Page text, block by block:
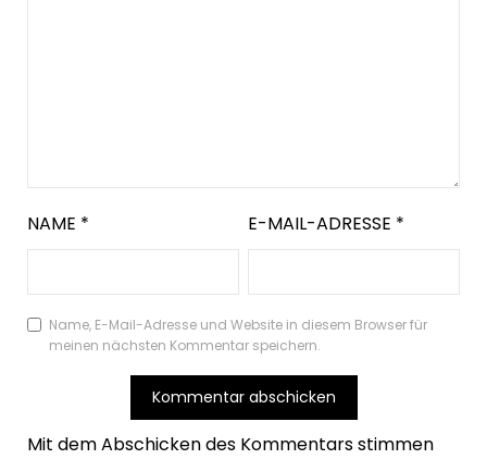
NAME * E-MAIL-ADRESSE *
Name, E-Mail-Adresse und Website in diesem Browser für
meinen nächsten Kommentar speichern.
Mit dem Abschicken des Kommentars stimmen